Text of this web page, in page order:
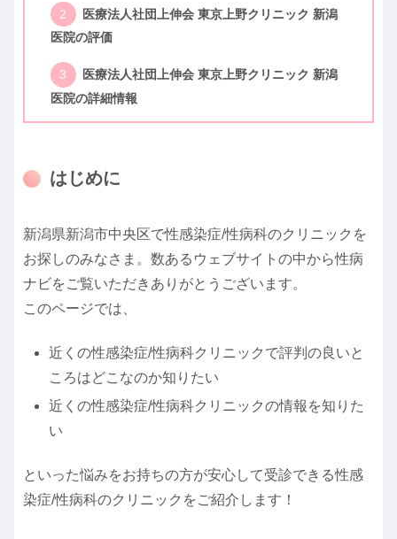
医療法人社団上伸会 東京上野クリニック 新潟
医院の評価
医療法人社団上伸会 東京上野クリニック 新潟
医院の詳細情報
はじめに
新潟県新潟市中央区で性感染症/性病科のクリニックを
お探しのみなさま。数あるウェブサイトの中から性病
ナビをご覧いただきありがとうございます。
このページでは、
近くの性感染症/性病科クリニックで評判の良いと
ころはどこなのか知りたい
近くの性感染症/性病科クリニックの情報を知りた
い
といった悩みをお持ちの方が安心して受診できる性感
染症/性病科のクリニックをご紹介します！